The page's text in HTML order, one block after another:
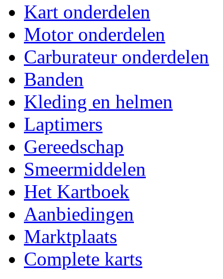
Kart onderdelen
Motor onderdelen
Carburateur onderdelen
Banden
Kleding en helmen
Laptimers
Gereedschap
Smeermiddelen
Het Kartboek
Aanbiedingen
Marktplaats
Complete karts